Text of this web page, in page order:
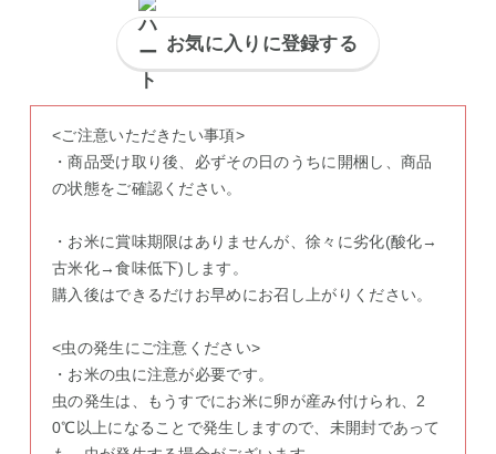
お気に入りに登録する
<ご注意いただきたい事項>
・商品受け取り後、必ずその日のうちに開梱し、商品
の状態をご確認ください。
・お米に賞味期限はありませんが、徐々に劣化(酸化→
古米化→食味低下)します。
購入後はできるだけお早めにお召し上がりください。
<虫の発生にご注意ください>
・お米の虫に注意が必要です。
虫の発生は、もうすでにお米に卵が産み付けられ、2
0℃以上になることで発生しますので、未開封であって